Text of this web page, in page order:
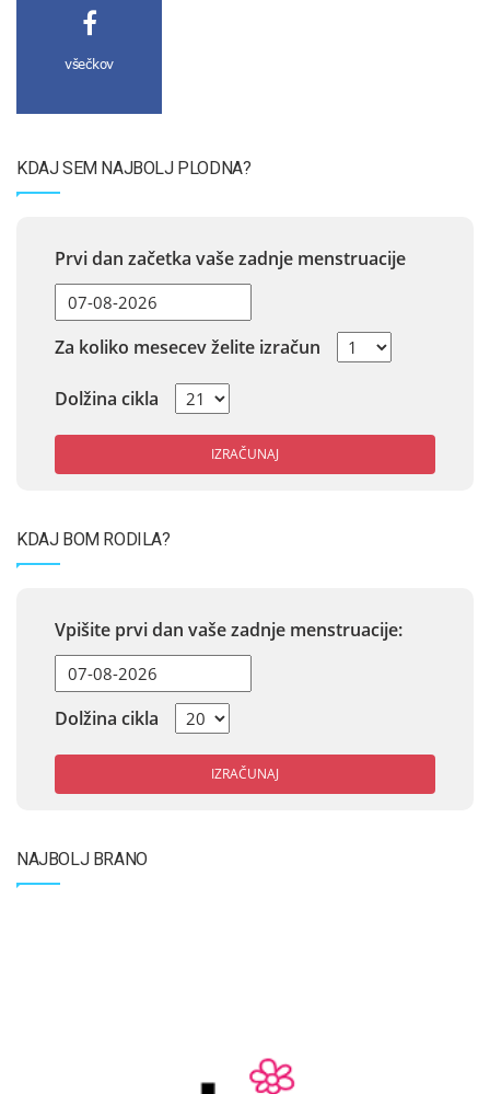
všečkov
KDAJ SEM NAJBOLJ PLODNA?
Prvi dan začetka vaše zadnje menstruacije
Za koliko mesecev želite izračun
Dolžina cikla
IZRAČUNAJ
KDAJ BOM RODILA?
Vpišite prvi dan vaše zadnje menstruacije:
Dolžina cikla
IZRAČUNAJ
NAJBOLJ BRANO